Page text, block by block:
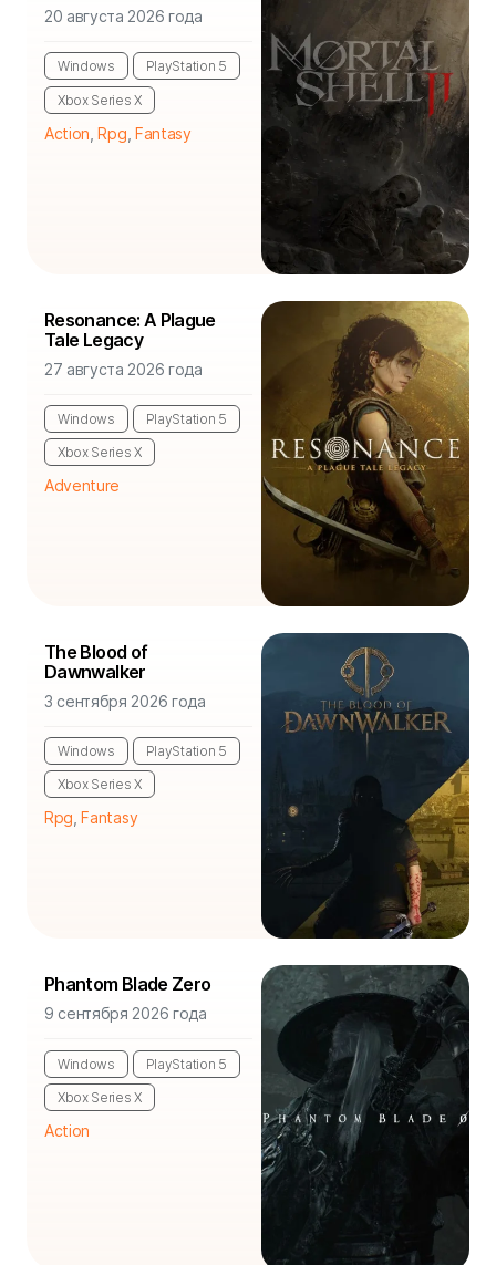
20 августа 2026 года
Windows PlayStation 5
Xbox Series X
Action ,Rpg Fantasy
Resonance: A Plague
Tale Legacy
27 августа 2026 года
Windows PlayStation 5
Xbox Series X
Adventure
The Blood of
Dawnwalker
3 сентября 2026 года
Windows PlayStation 5
Xbox Series X
Rpg ,Fantasy
Phantom Blade Zero
9 сентября 2026 года
Windows PlayStation 5
Xbox Series X
Action